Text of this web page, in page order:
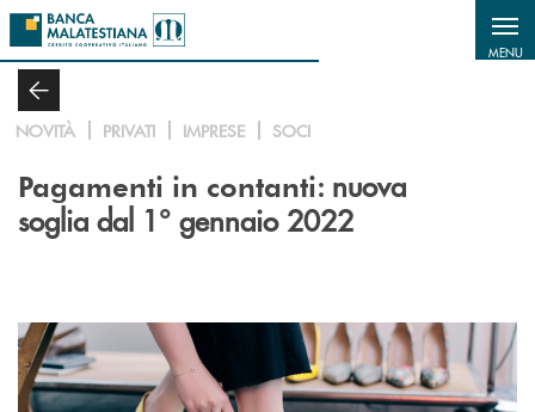
Salta al contenuto principale
MENU
NOVITÀ PRIVATI IMPRESE SOCI
Pagamenti in contanti: nuova
soglia dal 1° gennaio 2022